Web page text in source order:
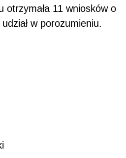
otrzymała 11 wniosków o
w porozumieniu.